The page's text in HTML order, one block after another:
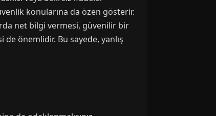
konularına da özen gösterir.
net bilgi vermesi, güvenilir bir
önemlidir. Bu sayede, yanlış